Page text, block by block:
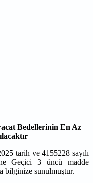
Bedellerinin En Az
tarih ve 4155228 sayılı
Geçici 3 üncü madde
bilginize sunulmuştur.